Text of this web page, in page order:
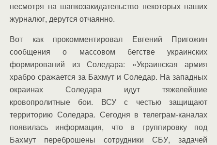
несмотря на шапкозакидательство некоторых наших
журналюг, дерутся отчаянно.
Вот как прокомментировал Евгений Пригожин
сообщения о массовом бегстве украинских
формирований из Соледара: «Украинская армия
храбро сражается за Бахмут и Соледар. На западных
окраинах Соледара идут тяжелейшие
кровопролитные бои. ВСУ с честью защищают
территорию Соледара. Сегодня в телеграм-каналах
появилась информация, что в группировку под
Бахмут переброшены сотрудники СБУ, задачей